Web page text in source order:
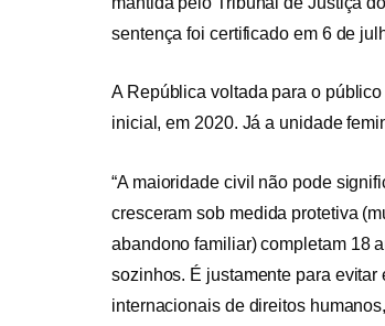
sentença foi certificado em 6 de
A República voltada para o
inicial, em 2020. Já a unidade
“A maioridade civil não pode
cresceram sob medida protetiva
abandono familiar) completam 18
sozinhos. É justamente para
internacionais de direitos